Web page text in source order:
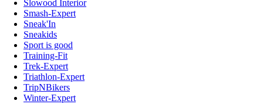
Slowood Interior
Smash-Expert
Sneak'In
Sneakids
Sport is good
Training-Fit
Trek-Expert
Triathlon-Expert
TripNBikers
Winter-Expert